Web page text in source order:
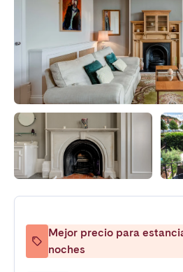
Mejor precio para
noches